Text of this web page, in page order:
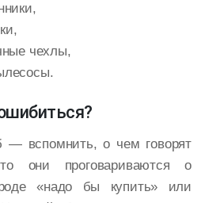
чехлы,
— вспомнить, о чем говорят
они проговариваются о
«надо бы купить» или